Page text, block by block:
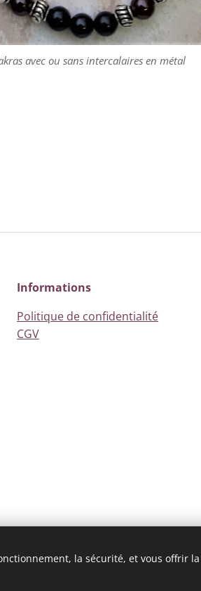
avec ou sans intercalaires en métal
Informations
Politique de confidentialité
CGV
la sécurité, et vous offrir la